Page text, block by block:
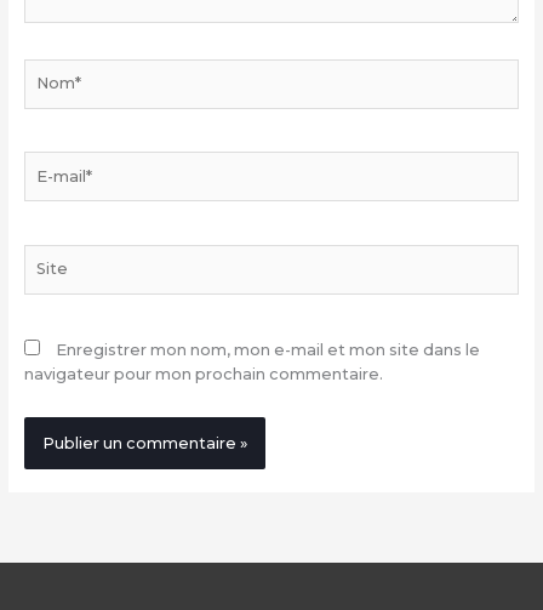
mail*
Enregistrer mon nom, mon e-mail et mon site dans le
navigateur pour mon prochain commentaire.